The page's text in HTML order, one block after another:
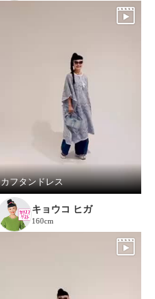
カフタンドレス
キョウコ ヒガ
160cm